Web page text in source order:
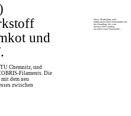
und
Diese Maßnahme wird
mitfinanziert durch Steuermittel auf
der Grundlage des vom
Sächsischen Landtag
beschlossenen Haushaltes.
Chemnitz, und
Filaments. Die
dem neu
zwischen